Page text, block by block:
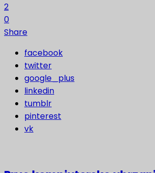
2
0
Share
facebook
twitter
google_plus
linkedin
tumblr
pinterest
vk